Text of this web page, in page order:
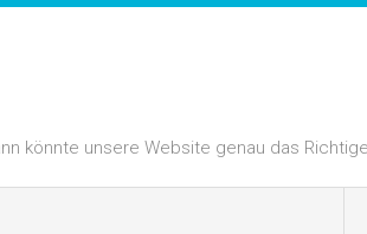
könnte unsere Website genau das